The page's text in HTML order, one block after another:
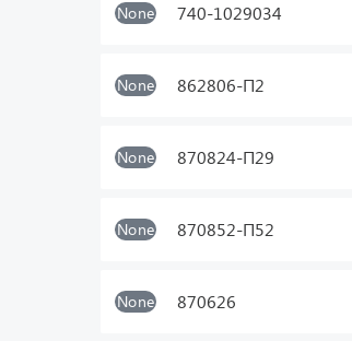
None 740-1029034
None 862806-П2
None 870824-П29
None 870852-П52
None 870626